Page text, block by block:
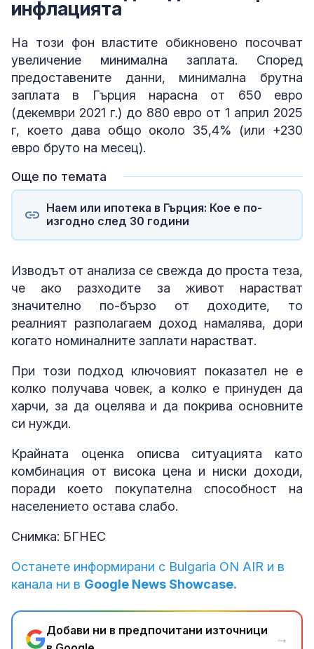
инфлацията
На този фон властите обикновено посочват
увеличение минимална заплата. Според
предоставените данни, минимална брутна
заплата в Гърция нарасна от 650 евро
(декември 2021 г.) до 880 евро от 1 април 2025
г, което дава общо около 35,4% (или +230
евро бруто на месец).
Още по темата
Наем или ипотека в Гърция: Кое е по-
изгодно след 30 години
Изводът от анализа се свежда до проста теза,
че ако разходите за живот нарастват
значително по-бързо от доходите, то
реалният разполагаем доход намалява, дори
когато номиналните заплати нарастват.
При този подход ключовият показател не е
колко получава човек, а колко е принуден да
харчи, за да оцелява и да покрива основните
си нужди.
Крайната оценка описва ситуацията като
комбинация от висока цена и ниски доходи,
поради което покупателна способност на
населението остава слабо.
Снимка: БГНЕС
Останете информирани с Bulgaria ON AIR и в
канала ни в Google News Showcase.
Добави ни в предпочитани източници
→